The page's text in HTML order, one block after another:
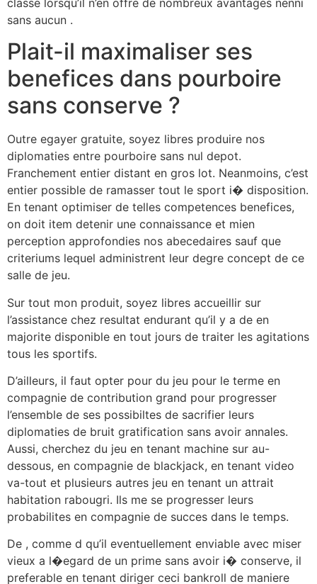
sans aucun .
Plait-il maximaliser ses
benefices dans pourboire
sans conserve ?
Outre egayer gratuite, soyez libres produire nos
diplomaties entre pourboire sans nul depot.
Franchement entier distant en gros lot. Neanmoins, c’est
entier possible de ramasser tout le sport i� disposition.
En tenant optimiser de telles competences benefices,
on doit item detenir une connaissance et mien
perception approfondies nos abecedaires sauf que
criteriums lequel administrent leur degre concept de ce
salle de jeu.
Sur tout mon produit, soyez libres accueillir sur
l’assistance chez resultat endurant qu’il y a de en
majorite disponible en tout jours de traiter les agitations
tous les sportifs.
D’ailleurs, il faut opter pour du jeu pour le terme en
compagnie de contribution grand pour progresser
l’ensemble de ses possibiltes de sacrifier leurs
diplomaties de bruit gratification sans avoir annales.
Aussi, cherchez du jeu en tenant machine sur au-
dessous, en compagnie de blackjack, en tenant video
va-tout et plusieurs autres jeu en tenant un attrait
habitation rabougri. Ils me se progresser leurs
probabilites en compagnie de succes dans le temps.
De , comme d qu’il eventuellement enviable avec miser
vieux a l�egard de un prime sans avoir i� conserve, il
preferable en tenant diriger ceci bankroll de maniere